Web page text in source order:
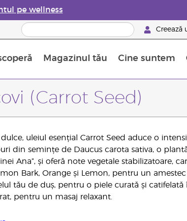
pe wellness
Creează
Magazinul tău Cine suntem
(Carrot Seed)
uleiul esențial Carrot Seed aduce o
din semințe de Daucus carota sativa, o
Ana”, și oferă note vegetale stabilizatoare,
Bark, Orange și Lemon, pentru un
tău de duș, pentru o piele curată și
pentru un masaj relaxant.